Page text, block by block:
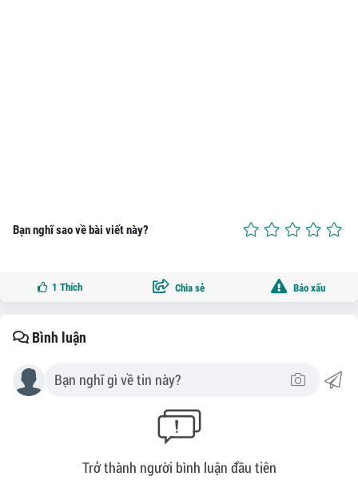
Bạn nghĩ sao về bài viết này?
1 Thích Chia sẻ Báo xấu
Bình luận
Trở thành người bình luận đầu tiên